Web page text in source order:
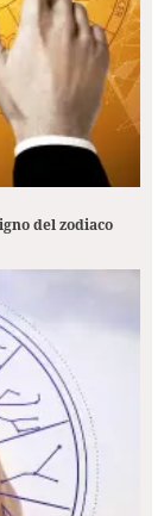
del zodiaco